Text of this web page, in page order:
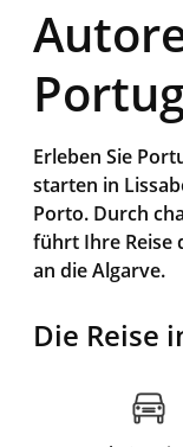
Erleben Sie
starten in
Porto. Durch
führt Ihre Reise
an die Algarve.
Die Reise